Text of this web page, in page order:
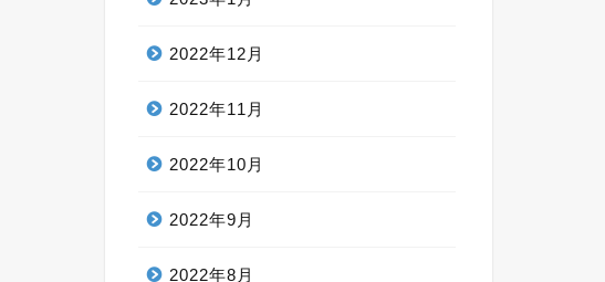
2022年12月
2022年11月
2022年10月
2022年9月
2022年8月